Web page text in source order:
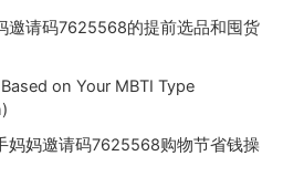
邀请码7625568的提前选品和囤货
on Your MBTI Type
妈妈邀请码7625568购物节省钱操